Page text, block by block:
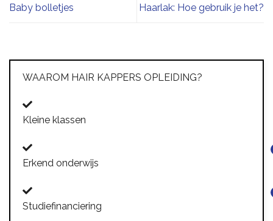
Baby bolletjes Haarlak: Hoe gebruik je het?
WAAROM HAIR KAPPERS OPLEIDING?
Kleine klassen
Erkend onderwijs
Studiefinanciering